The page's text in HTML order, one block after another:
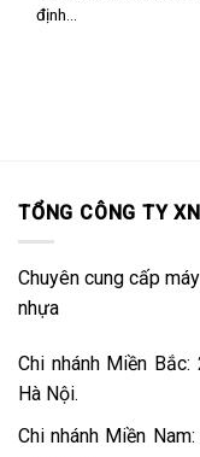
định...
TỔNG CÔNG TY
Chuyên cung cấp
nhựa
Chi nhánh Miền
Hà Nội.
Chi nhánh Miền